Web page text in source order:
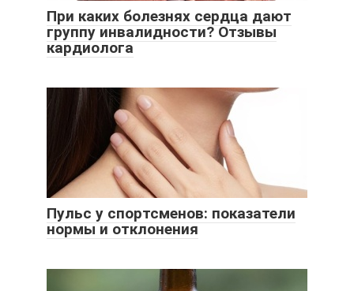
При каких болезнях сердца дают
группу инвалидности? Отзывы
кардиолога
Пульс у спортсменов: показатели
нормы и отклонения